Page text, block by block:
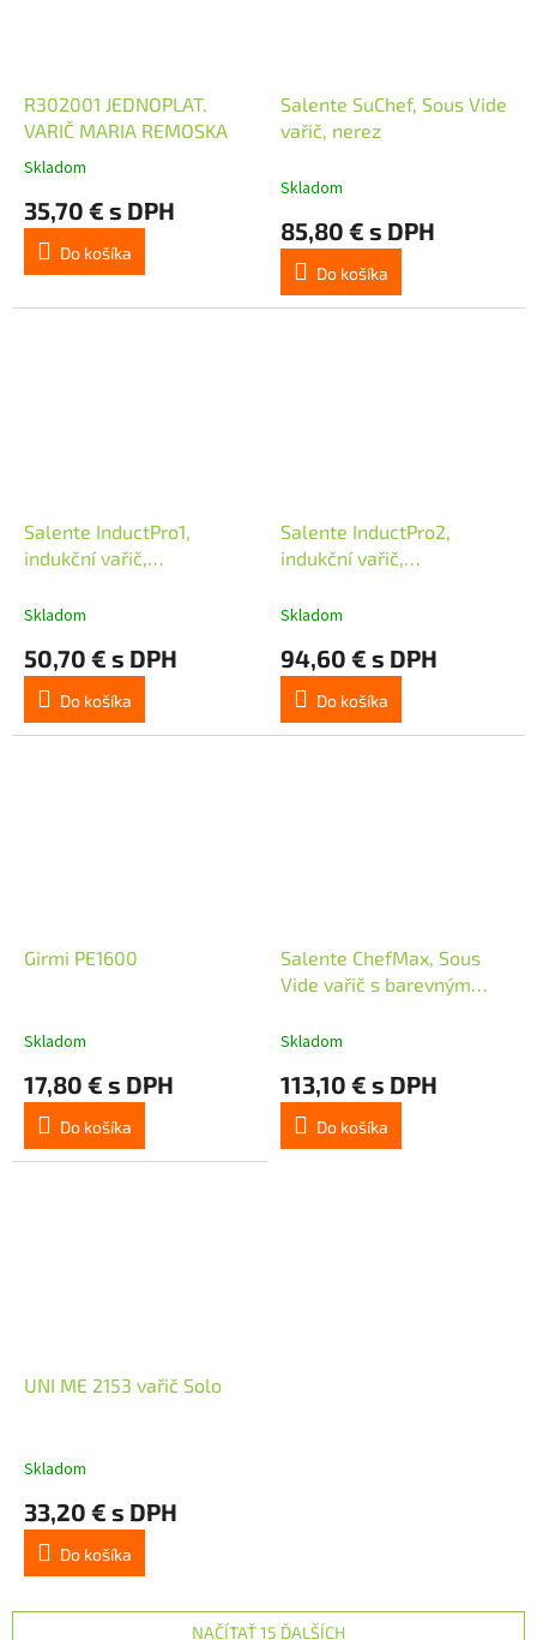
R302001 JEDNOPLAT.
VARIČ MARIA REMOSKA
Priemerné
produktu
5,0
5
Skladom
35,70 € s DPH
Do košíka
Salente SuChef, Sous Vide
vařič, nerez
Skladom
85,80 € s DPH
Do košíka
Salente InductPro1,
indukční vařič,
Skladom
50,70 € s DPH
Do košíka
Salente InductPro2,
indukční vařič,
Skladom
94,60 € s DPH
Do košíka
Girmi PE1600
Skladom
17,80 € s DPH
Do košíka
Salente ChefMax, Sous
Vide vařič s barevným
Skladom
113,10 € s DPH
Do košíka
UNI ME 2153 vařič Solo
Skladom
33,20 € s DPH
Do košíka
NAČÍTAŤ 15 ĎALŠÍCH